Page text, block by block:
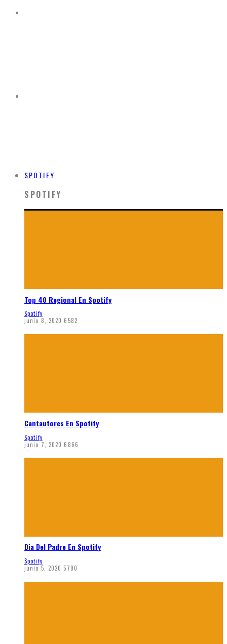
SPOTIFY
SPOTIFY
Top 40 Regional En Spotify
Spotify
junio 8, 2020 6582
Cantautores En Spotify
Spotify
junio 7, 2020 6866
Dia Del Padre En Spotify
Spotify
junio 5, 2020 5700